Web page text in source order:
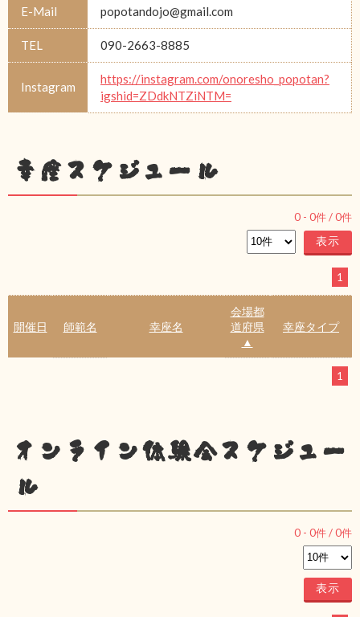
E-Mail popotandojo@gmail.com
TEL 090-2663-8885
Instagram
https://instagram.com/onoresho_popotan?
igshid=ZDdkNTZiNTM=
幸座スケジュール
0 - 0件 /0件
1
開催日 師範名 幸座名
会場都
道府県
▲
幸座タイプ
1
オンライン体験会スケジュー
ル
0 - 0件 /0件